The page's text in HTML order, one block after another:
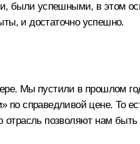
были успешными, в этом
и достаточно успешно.
Мы пустили в прошлом
по справедливой цене. То
отрасль позволяют нам